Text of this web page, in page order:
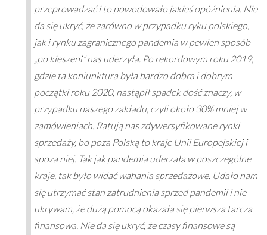
przeprowadzać i to powodowało jakieś opóźnienia. Nie
da się ukryć, że zarówno w przypadku ryku polskiego,
jak i rynku zagranicznego pandemia w pewien sposób
„po kieszeni” nas uderzyła. Po rekordowym roku 2019,
gdzie ta koniunktura była bardzo dobra i dobrym
początki roku 2020, nastąpił spadek dość znaczy, w
przypadku naszego zakładu, czyli około 30% mniej w
zamówieniach. Ratują nas zdywersyfikowane rynki
sprzedaży, bo poza Polską to kraje Unii Europejskiej i
spoza niej. Tak jak pandemia uderzała w poszczególne
kraje, tak było widać wahania sprzedażowe. Udało nam
się utrzymać stan zatrudnienia sprzed pandemii i nie
ukrywam, że dużą pomocą okazała się pierwsza tarcza
finansowa. Nie da się ukryć, że czasy finansowe są